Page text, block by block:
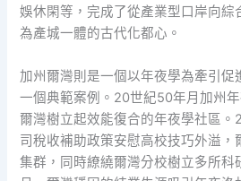
娛休閑等，完成了從產業型口岸向綜
為產城一體的古代化都心。
加州爾灣則是一個以年夜學為牽引促
一個典範案例。20世紀50年月加州
爾灣樹立起效能復合的年夜學社區
司稅收補助政策安慰高校技巧外溢，
集群，同時繚繞爾灣分校樹立多所